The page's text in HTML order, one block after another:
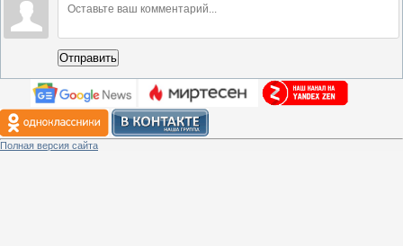
Отправить
Полная версия сайта